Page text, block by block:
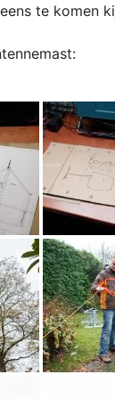
te komen